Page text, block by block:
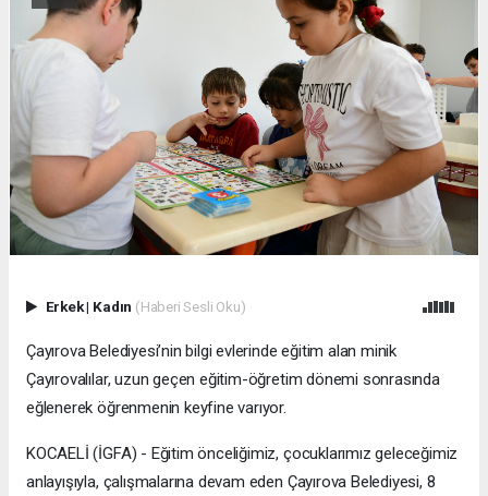
Erkek| Kadın (Haberi Sesli Oku)
Çayırova Belediyesi’nin bilgi evlerinde eğitim alan minik
Çayırovalılar, uzun geçen eğitim-öğretim dönemi sonrasında
eğlenerek öğrenmenin keyfine varıyor.
KOCAELİ (İGFA) - Eğitim önceliğimiz, çocuklarımız geleceğimiz
anlayışıyla, çalışmalarına devam eden Çayırova Belediyesi, 8